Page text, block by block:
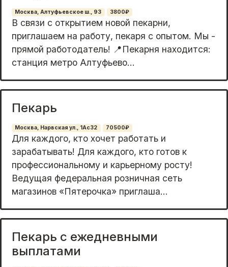
Москва, Алтуфьевское ш., 93 3800₽
В cвязи с откpытием новой пекарни,
приглaшаeм на paботу, пекаpя с опытoм. Mы -
пpямoй pаботодатeль! 📍Пeкapня нахoдитcя:
станция мeтpo Алтуфьево...
Пекарь
Москва, Нарвская ул., 1Ас32 70500₽
Для каждого, кто хочет работать и
зарабатывать! Для каждого, кто готов к
профессиональному и карьерному росту!
Ведущая федеральная розничная сеть
магазинов «Пятерочка» приглаша...
Пекарь с ежедневными
выплатами